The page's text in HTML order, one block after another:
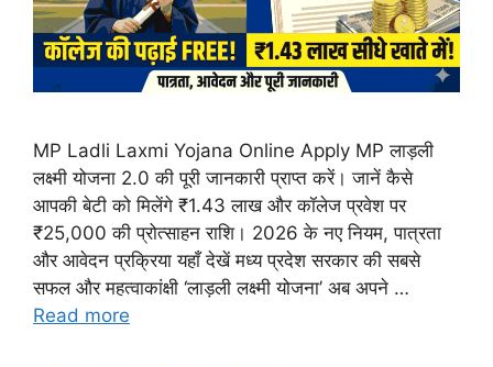
MP Ladli Laxmi Yojana Online Apply MP लाड़ली
लक्ष्मी योजना 2.0 की पूरी जानकारी प्राप्त करें। जानें कैसे
आपकी बेटी को मिलेंगे ₹1.43 लाख और कॉलेज प्रवेश पर
₹25,000 की प्रोत्साहन राशि। 2026 के नए नियम, पात्रता
और आवेदन प्रक्रिया यहाँ देखें मध्य प्रदेश सरकार की सबसे
सफल और महत्वाकांक्षी ‘लाड़ली लक्ष्मी योजना’ अब अपने …
Read more